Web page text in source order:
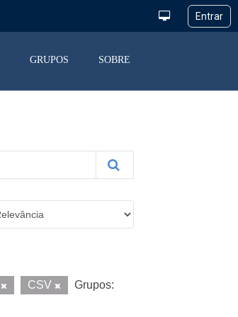
GRUPOS SOBRE
CSV
Grupos: